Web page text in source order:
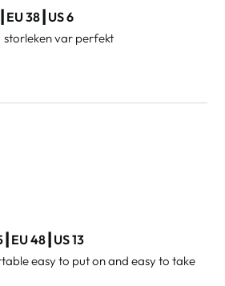
38┃US 6
storleken var perfekt
48┃US 13
easy to put on and easy to take